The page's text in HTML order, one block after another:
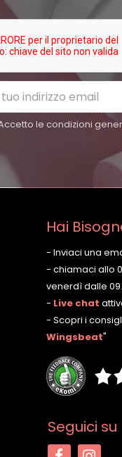
le condizioni
Hai
- Inviaci una
- chiamaci allo
venerdì dalle
- Live chat
- Scopri i
Wingsbeat"
Seguici su